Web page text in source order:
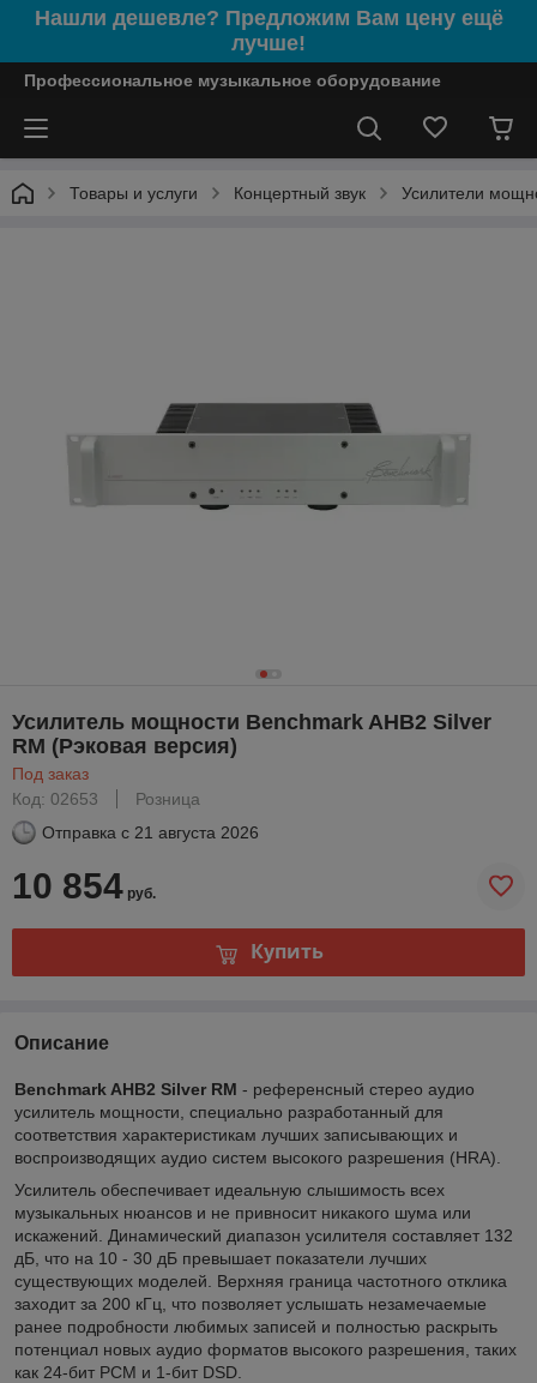
Нашли дешевле? Предложим Вам цену ещё
лучше!
Профессиональное музыкальное оборудование
Товары и услуги Концертный звук Усилители
Усилитель мощности Benchmark AHB2 Silver
RM (Рэковая версия)
Под заказ
Код: 02653
Розница
Отправка с 21 августа 2026
10 854 руб.
Купить
Описание
Benchmark AHB2 Silver RM - референсный стерео аудио
усилитель мощности, специально разработанный для
соответствия характеристикам лучших записывающих и
воспроизводящих аудио систем высокого разрешения (HRA).
Усилитель обеспечивает идеальную слышимость всех
музыкальных нюансов и не привносит никакого шума или
искажений. Динамический диапазон усилителя составляет 132
дБ, что на 10 - 30 дБ превышает показатели лучших
существующих моделей. Верхняя граница частотного отклика
заходит за 200 кГц, что позволяет услышать незамечаемые
ранее подробности любимых записей и полностью раскрыть
потенциал новых аудио форматов высокого разрешения, таких
как 24-бит PCM и 1-бит DSD.